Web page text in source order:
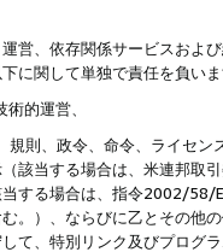
営、依存関係サービスおよ
に関して単独で責任を負い
的運営、
規則、政令、命令、ライセ
該当する場合は、米連邦取
する場合は、指令2002/58/
。）、ならびに乙とその他
て、特別リンク及びプログ